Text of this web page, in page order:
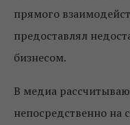
прямого
предоставлял
бизнесом.
В медиа
непосредственно на